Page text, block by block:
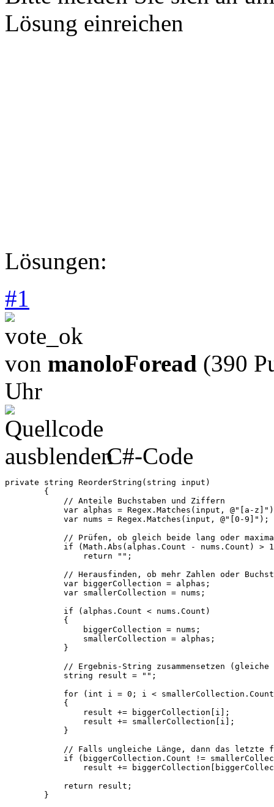
Lösung einreichen
Lösungen:
#1
von manoloForead (390
Uhr
C#-Code
private string ReorderString(string input)
        {
            // Anteile Buchstaben und Ziffern
var alphas = Regex.Matches(input, @"[a-
            var nums = Regex.Matches(input, @"[0-9]");
// Prüfen, ob gleich beide lang oder
if (Math.Abs(alphas.Count - nums.Count) >
                return "";
// Herausfinden, ob mehr Zahlen oder
            var biggerCollection = alphas;
            var smallerCollection = nums;
            if (alphas.Count < nums.Count)
            {
                biggerCollection = nums;
                smallerCollection = alphas;
            }
// Ergebnis-String zusammensetzen (gleiche
            string result = "";
for (int i = 0; i <
            {
                result += biggerCollection[i];
                result += smallerCollection[i];
            }
// Falls ungleiche Länge, dann das letzte
if (biggerCollection.Count !=
result +=
            return result;